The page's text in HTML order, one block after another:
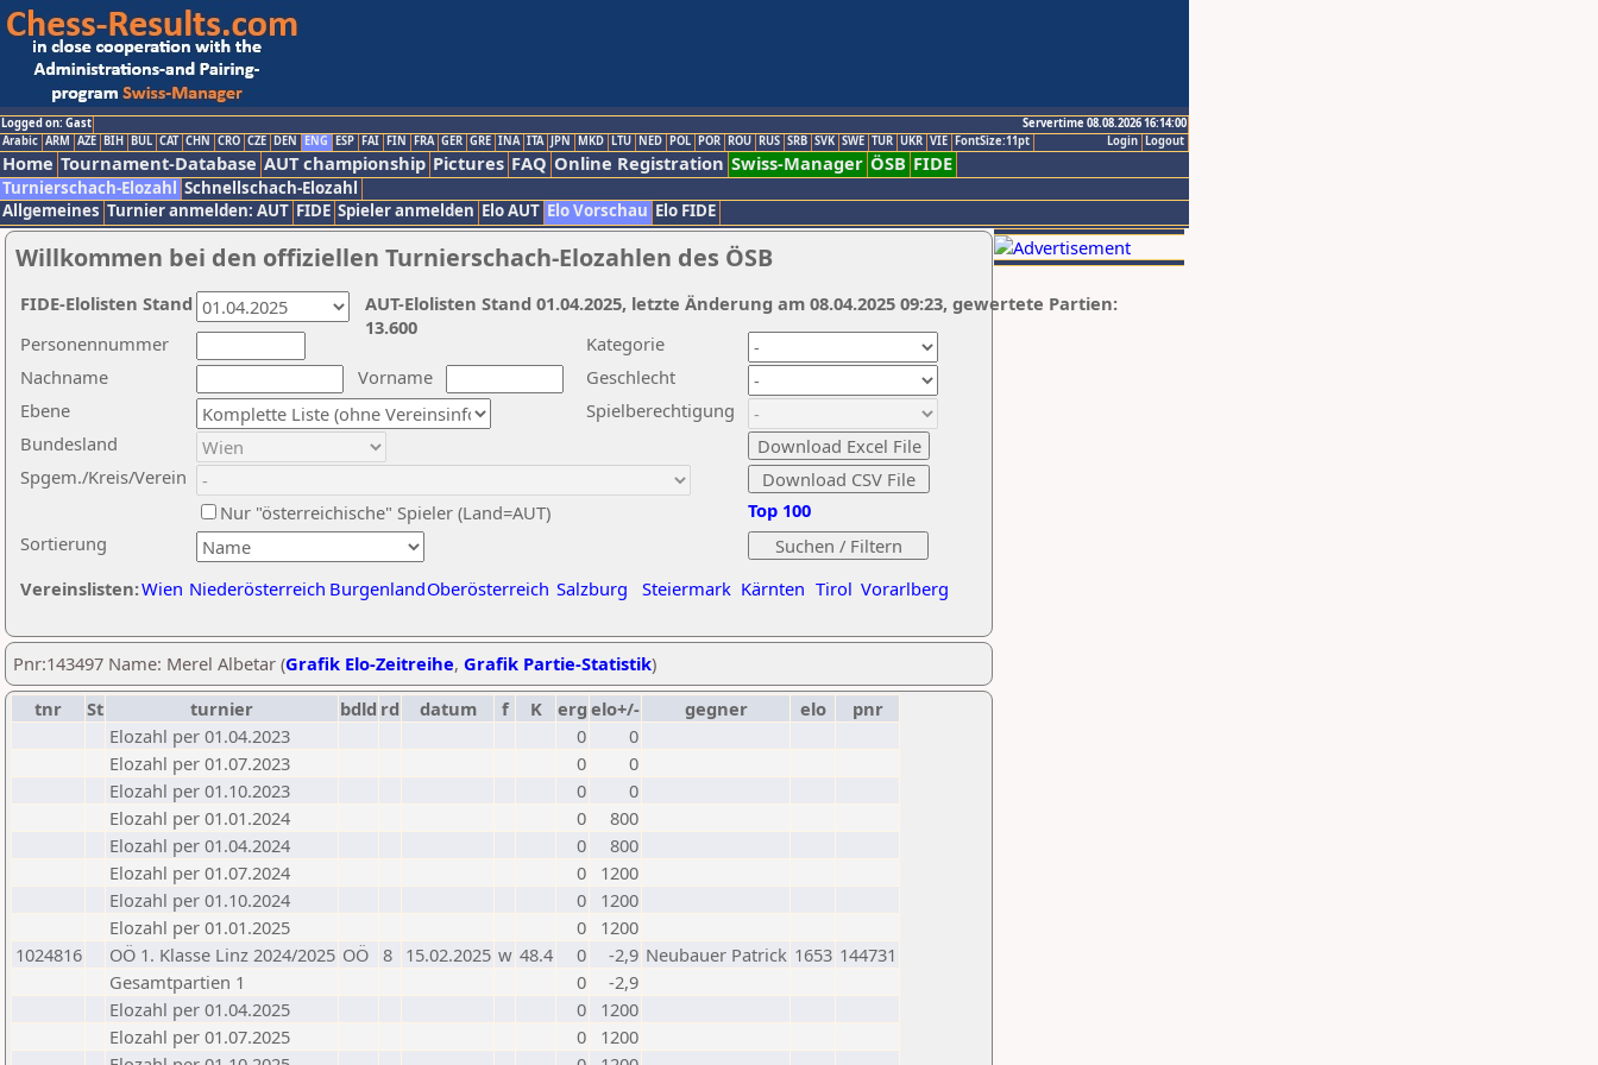
Logged on: Gast
Servertime 08.08.2026 16:14:00
Logout
Login
Arabic ARM AZE BIH BUL CAT CHN CRO CZE DEN ENG ESP FAI FIN FRA GER GRE INA ITA JPN MKD LTU NED POL POR ROU RUS SRB SVK SWE TUR UKR VIE FontSize:11pt
Home Tournament-Database AUT championship Pictures FAQ Online Registration Swiss-Manager ÖSB FIDE
Turnierschach-Elozahl Schnellschach-Elozahl
Allgemeines Turnier anmelden: AUT FIDE Spieler anmelden Elo AUT Elo Vorschau Elo FIDE
Willkommen bei den offiziellen Turnierschach-Elozahlen des ÖSB
Nachname
Vorname
Ebene
Kategorie
Sortierung
Personennummer
Bundesland
Spgem./Kreis/Verein
Geschlecht
Nur "österreichische" Spieler (Land=AUT)
Spielberechtigung
Vereinslisten:Wien Niederösterreich BurgenlandOberösterreich Salzburg Steiermark Kärnten Tirol Vorarlberg
Top 100
AUT-Elolisten Stand 01.04.2025, letzte Änderung am 08.04.2025 09:23, gewertete Partien:
13.600
FIDE-Elolisten Stand
Pnr:143497 Name: Merel Albetar (Grafik Elo-Zeitreihe, Grafik Partie-Statistik)
tnr
St turnier bdld rd datum f K erg elo+/- gegner elo
pnr
Elozahl per 01.04.2023
0
0
Elozahl per 01.07.2023
0
0
Elozahl per 01.10.2023
0
0
Elozahl per 01.01.2024
0
800
Elozahl per 01.04.2024
0
800
Elozahl per 01.07.2024
0
1200
Elozahl per 01.10.2024
0
1200
Elozahl per 01.01.2025
0
1200
1024816
OÖ 1. Klasse Linz 2024/2025 OÖ 8 15.02.2025 w 48.4 0 -2,9 Neubauer Patrick 1653 144731
Gesamtpartien 1
0
-2,9
Elozahl per 01.04.2025
0
1200
Elozahl per 01.07.2025
0
1200